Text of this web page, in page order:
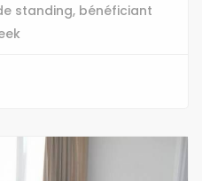
standing, bénéficiant